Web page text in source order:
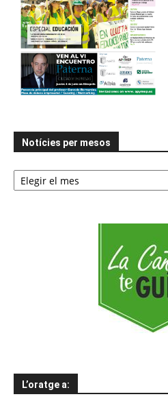
Notícies per mesos
Notícies
per
L’oratge a: